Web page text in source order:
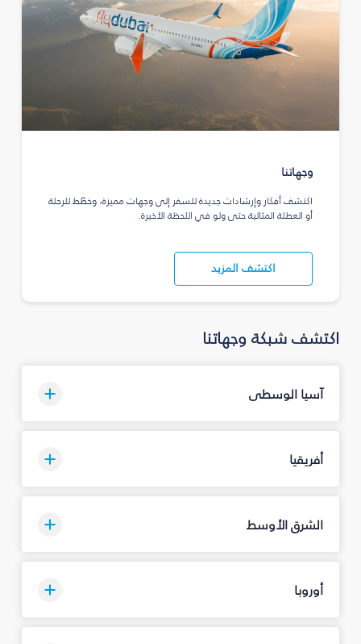
وجهاتنا
اكتشف أفكار وإرشادات جديدة للسفر إلى وجهات مميزة، وخطّط للرحلة
أو العطلة المثالية حتى ولو في اللحظة الأخيرة.
اكتشف المزيد
اكتشف شبكة وجهاتنا
آسيا الوسطى
أفريقيا
الشرق الأوسط
أوروبا